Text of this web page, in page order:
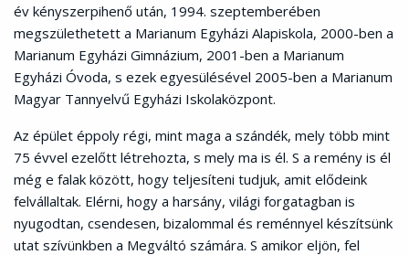
év kényszerpihenő után, 1994. szeptemberében
megszülethetett a Marianum Egyházi Alapiskola, 2000-ben a
Marianum Egyházi Gimnázium, 2001-ben a Marianum
Egyházi Óvoda, s ezek egyesülésével 2005-ben a Marianum
Magyar Tannyelvű Egyházi Iskolaközpont.
Az épület éppoly régi, mint maga a szándék, mely több mint
75 évvel ezelőtt létrehozta, s mely ma is él. S a remény is él
még e falak között, hogy teljesíteni tudjuk, amit elődeink
felvállaltak. Elérni, hogy a harsány, világi forgatagban is
nyugodtan, csendesen, bizalommal és reménnyel készítsünk
utat szívünkben a Megváltó számára. S amikor eljön, fel